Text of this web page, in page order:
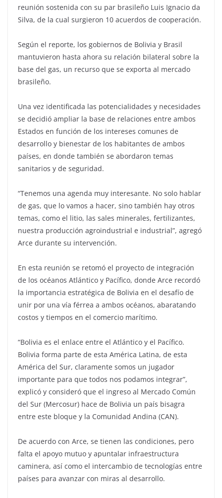
reunión sostenida con su par brasileño Luis Ignacio da
Silva, de la cual surgieron 10 acuerdos de cooperación.
Según el reporte, los gobiernos de Bolivia y Brasil
mantuvieron hasta ahora su relación bilateral sobre la
base del gas, un recurso que se exporta al mercado
brasileño.
Una vez identificada las potencialidades y necesidades
se decidió ampliar la base de relaciones entre ambos
Estados en función de los intereses comunes de
desarrollo y bienestar de los habitantes de ambos
países, en donde también se abordaron temas
sanitarios y de seguridad.
“Tenemos una agenda muy interesante. No solo hablar
de gas, que lo vamos a hacer, sino también hay otros
temas, como el litio, las sales minerales, fertilizantes,
nuestra producción agroindustrial e industrial”, agregó
Arce durante su intervención.
En esta reunión se retomó el proyecto de integración
de los océanos Atlántico y Pacífico, donde Arce recordó
la importancia estratégica de Bolivia en el desafío de
unir por una vía férrea a ambos océanos, abaratando
costos y tiempos en el comercio marítimo.
“Bolivia es el enlace entre el Atlántico y el Pacífico.
Bolivia forma parte de esta América Latina, de esta
América del Sur, claramente somos un jugador
importante para que todos nos podamos integrar”,
explicó y consideró que el ingreso al Mercado Común
del Sur (Mercosur) hace de Bolivia un país bisagra
entre este bloque y la Comunidad Andina (CAN).
De acuerdo con Arce, se tienen las condiciones, pero
falta el apoyo mutuo y apuntalar infraestructura
caminera, así como el intercambio de tecnologías entre
países para avanzar con miras al desarrollo.